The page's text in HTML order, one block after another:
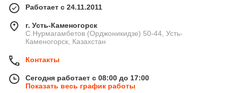
Работает с 24.11.2011
г. Усть-Каменогорск
С.Нурмагамбетов (Орджоникидзе) 50-44, Усть-
Каменогорск, Казахстан
Контакты
Сегодня работает с 08:00 до 17:00
Показать весь график работы